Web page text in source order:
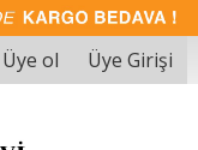
Üye ol Üye Girişi